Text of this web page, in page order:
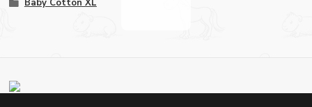
Baby Cotton XL